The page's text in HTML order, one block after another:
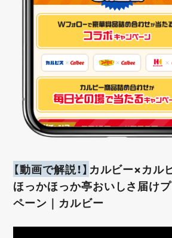
【動画で解説！】 カルビー×カル
ほっかほっか亭おいしさ届け
ペーン｜カルビー